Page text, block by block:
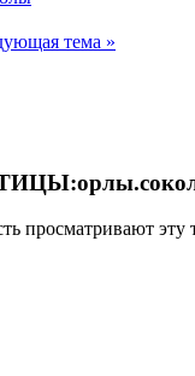
тема »
просматривают эту